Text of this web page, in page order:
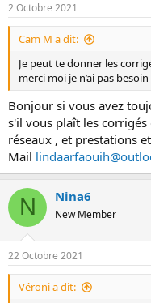
2 Octobre 2021
Cam M a dit:
Je peut te donner les
merci moi je n’ai pas besoin
Bonjour si vous avez
s'il vous plaît les
réseaux , et prestations
Mail
N Nina6
New Member
22 Octobre 2021
Véroni a dit: